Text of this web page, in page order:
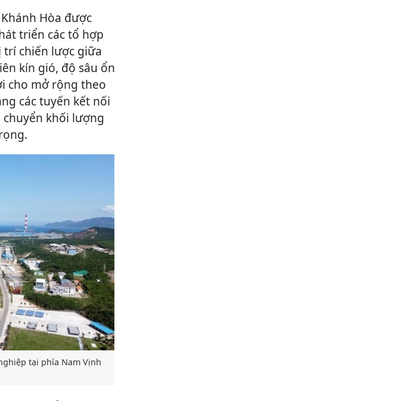
Hòa được
triển các tổ hợp
trí chiến lược giữa
kín gió, độ sâu ổn
cho mở rộng theo
các tuyến kết nối
khối lượng
tại phía Nam Vịnh